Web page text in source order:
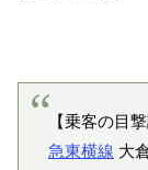
【乗客の目
急東横線 大